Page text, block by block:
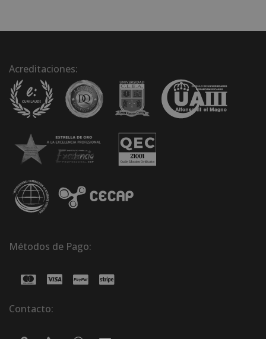
Acreditaciones:
Métodos de Pago:
Contacto: